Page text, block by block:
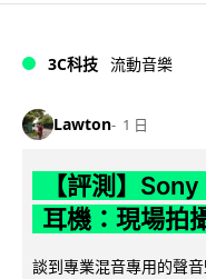
3C科技 流動音樂
Lawton 1 日
【評測】
耳機：現場拍
談到專業混音專用的聲